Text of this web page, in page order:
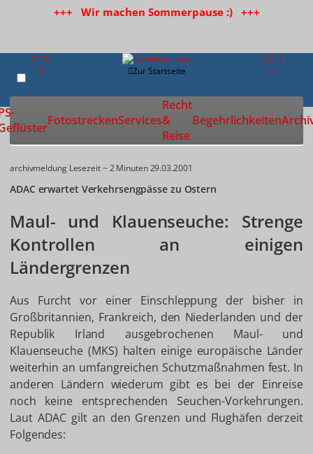
+++ Wir machen Sommerpause :) +++
Zur Startseite
FotostreckenServices
Recht
&
Reise
Begehrlichkeiten
archivmeldung Lesezeit ~ 2 Minuten29.03.2001
ADAC erwartet Verkehrsengpässe zu Ostern
Maul- und Klauenseuche: Strenge
Kontrollen an einigen
Ländergrenzen
Aus Furcht vor einer Einschleppung der bisher in
Großbritannien, Frankreich, den Niederlanden und der
Republik Irland ausgebrochenen Maul- und
Klauenseuche (MKS) halten einige europäische Länder
weiterhin an umfangreichen Schutzmaßnahmen fest. In
anderen Ländern wiederum gibt es bei der Einreise
noch keine entsprechenden Seuchen-Vorkehrungen.
Laut ADAC gilt an den Grenzen und Flughäfen derzeit
Folgendes: